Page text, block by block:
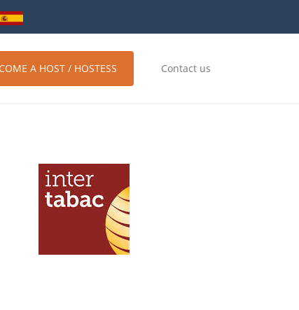
A HOST / HOSTESS Contact us